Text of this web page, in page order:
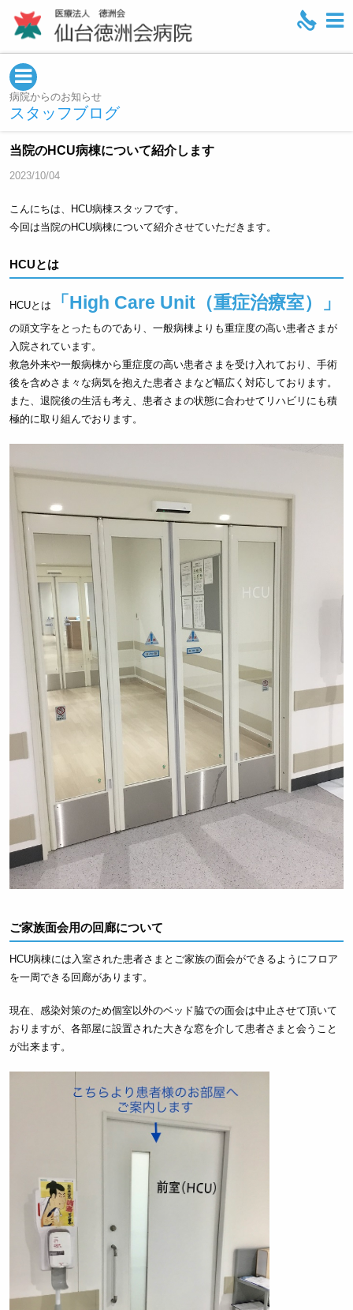
e
病院からのお知らせ
スタッフブログ
当院のHCU病棟について紹介します
2023/10/04
こんにちは、HCU病棟スタッフです。
今回は当院のHCU病棟について紹介させていただきます。
HCUとは
HCUとは 「High Care Unit（重症治療室）」
の頭文字をとったものであり、一般病棟よりも重症度の高い患者さまが
入院されています。
救急外来や一般病棟から重症度の高い患者さまを受け入れており、手術
後を含めさま々な病気を抱えた患者さまなど幅広く対応しております。
また、退院後の生活も考え、患者さまの状態に合わせてリハビリにも積
極的に取り組んでおります。
ご家族面会用の回廊について
HCU病棟には入室された患者さまとご家族の面会ができるようにフロア
を一周できる回廊があります。
現在、感染対策のため個室以外のベッド脇での面会は中止させて頂いて
おりますが、各部屋に設置された大きな窓を介して患者さまと会うこと
が出来ます。